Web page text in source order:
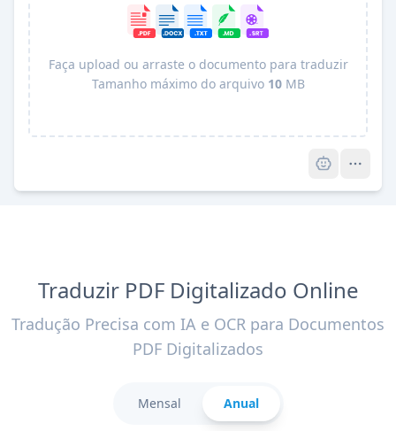
Faça upload ou arraste o documento para traduzir
Tamanho máximo do arquivo 10MB
Traduzir PDF Digitalizado Online
Tradução Precisa com IA e OCR para Documentos
PDF Digitalizados
Mensal Anual